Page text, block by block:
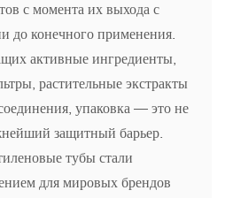
с момента их выхода с
до конечного применения.
активные ингредиенты,
растительные экстракты
упаковка — это не
защитный барьер.
тубы стали
для мировых брендов